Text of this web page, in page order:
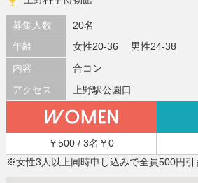
募集人数
20名
年齢
女性20-36 男性24-38
内容
合コン
アクセス
上野駅公園口
￥500 / 3名￥0
※女性3人以上同時申し込みで全員500円引